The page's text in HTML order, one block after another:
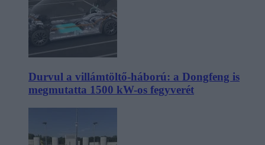
Durvul a villámtöltő-háború: a Dongfeng is
megmutatta 1500 kW-os fegyverét